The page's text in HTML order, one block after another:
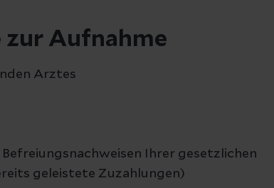
Aufnahme
Arztes
Ihrer gesetzlichen
geleistete Zuzahlungen)